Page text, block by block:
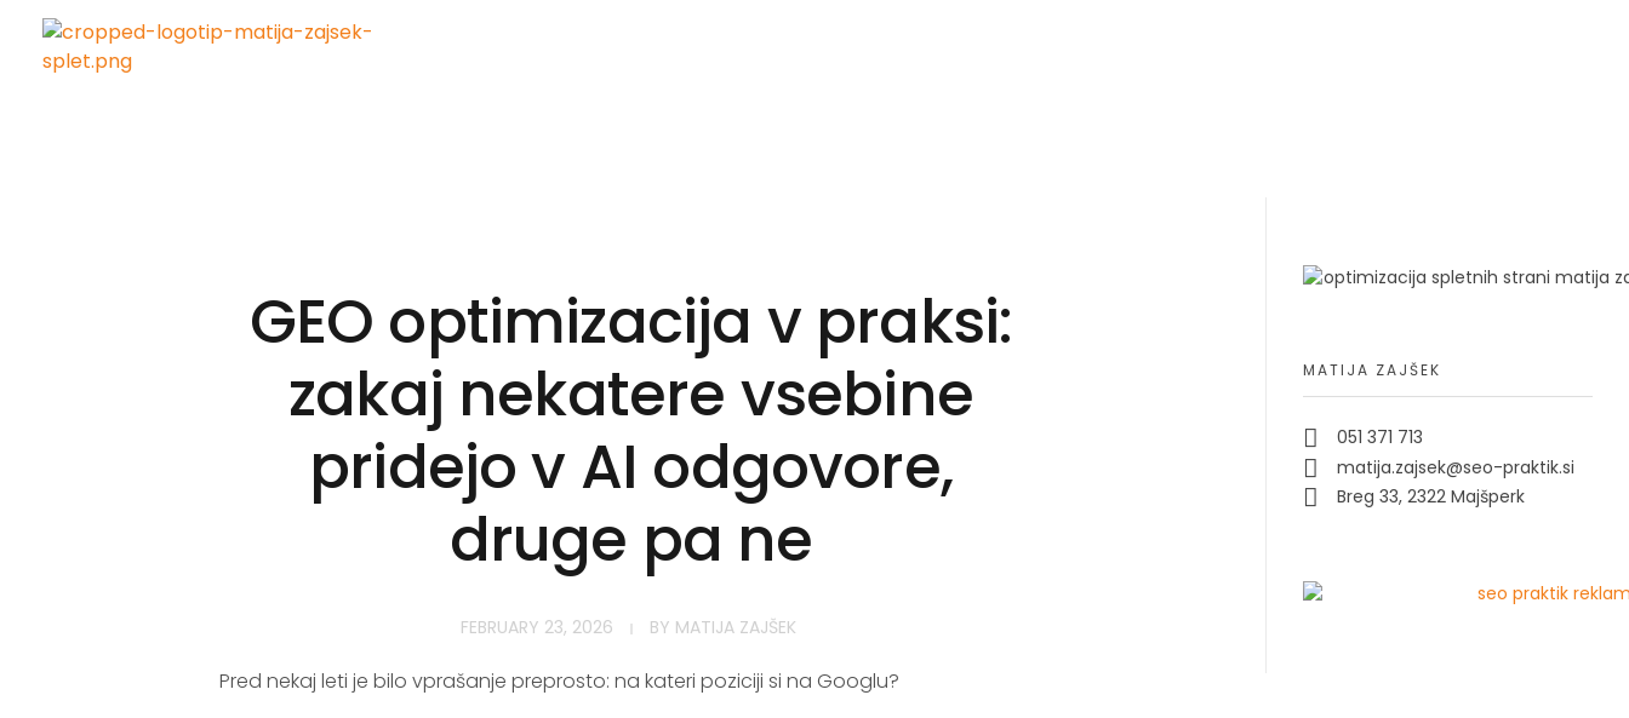
GEO optimizacija v praksi:
zakaj nekatere vsebine
pridejo v AI odgovore,
druge pa ne
FEBRUARY 23, 2026 BY MATIJA ZAJŠEK
Pred nekaj leti je bilo vprašanje preprosto: na kateri poziciji si na Googlu?
MATIJA ZAJŠEK
051 371 713
matija.zajsek@seo-praktik.si
Breg 33, 2322 Majšperk